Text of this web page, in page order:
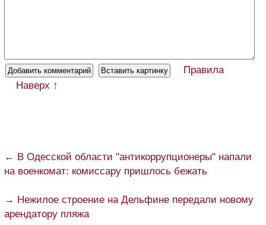
Правила
Наверх ↑
← В Одесской области "антикоррупционеры" напали
на военкомат: комиссару пришлось бежать
→ Нежилое строение на Дельфине передали новому
арендатору пляжа